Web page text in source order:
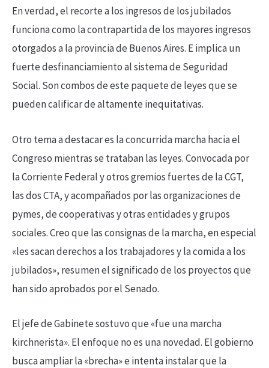
En verdad, el recorte a los ingresos de los jubilados
funciona como la contrapartida de los mayores ingresos
otorgados a la provincia de Buenos Aires. E implica un
fuerte desfinanciamiento al sistema de Seguridad
Social. Son combos de este paquete de leyes que se
pueden calificar de altamente inequitativas.
Otro tema a destacar es la concurrida marcha hacia el
Congreso mientras se trataban las leyes. Convocada por
la Corriente Federal y otros gremios fuertes de la CGT,
las dos CTA, y acompañados por las organizaciones de
pymes, de cooperativas y otras entidades y grupos
sociales. Creo que las consignas de la marcha, en especial
«les sacan derechos a los trabajadores y la comida a los
jubilados», resumen el significado de los proyectos que
han sido aprobados por el Senado.
El jefe de Gabinete sostuvo que «fue una marcha
kirchnerista». El enfoque no es una novedad. El gobierno
busca ampliar la «brecha» e intenta instalar que la